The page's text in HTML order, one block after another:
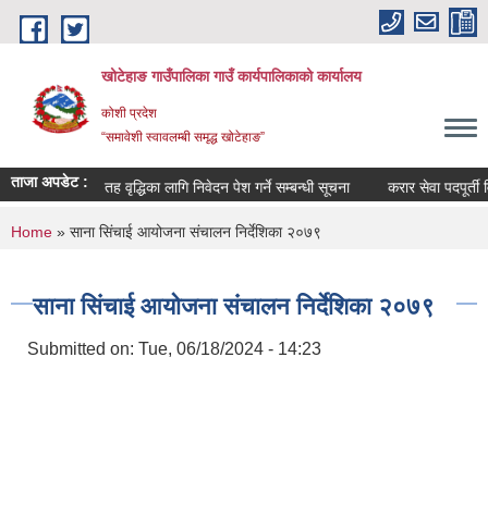
Skip to main content
खोटेहाङ गाउँपालिका गाउँ कार्यपालिकाको कार्यालय
कोशी प्रदेश
“समावेशी स्वावलम्बी समृद्ध खोटेहाङ”
ताजा अपडेट :
सूचना । तह वृद्धिका लागि निवेदन पेश गर्ने सम्बन्धी सूचना करार सेवा पदपूर्ती
You are here
Home » साना सिंचाई आयोजना संचालन निर्देशिका २०७९
साना सिंचाई आयोजना संचालन निर्देशिका २०७९
Submitted on: Tue, 06/18/2024 - 14:23